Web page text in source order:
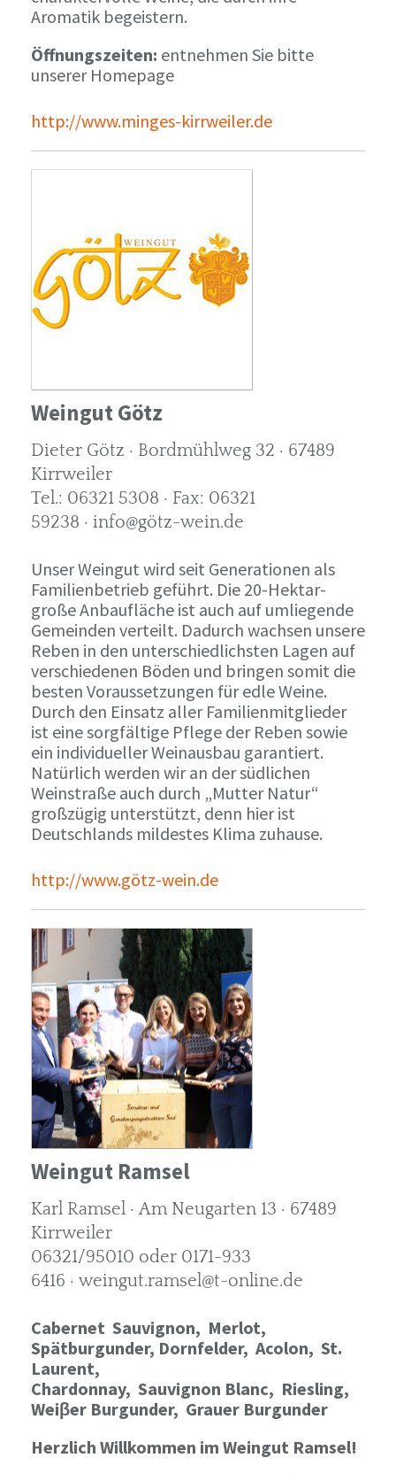
Aromatik begeistern.
Öffnungszeiten: entnehmen Sie bitte
unserer Homepage
http://www.minges-kirrweiler.de
Weingut Götz
Dieter Götz · Bordmühlweg 32 · 67489
Kirrweiler
Tel.: 06321 5308 · Fax: 06321
59238 · info@götz-wein.de
Unser Weingut wird seit Generationen als
Familienbetrieb geführt. Die 20-Hektar-
große Anbaufläche ist auch auf umliegende
Gemeinden verteilt. Dadurch wachsen unsere
Reben in den unterschiedlichsten Lagen auf
verschiedenen Böden und bringen somit die
besten Voraussetzungen für edle Weine.
Durch den Einsatz aller Familienmitglieder
ist eine sorgfältige Pflege der Reben sowie
ein individueller Weinausbau garantiert.
Natürlich werden wir an der südlichen
Weinstraße auch durch „Mutter Natur“
großzügig unterstützt, denn hier ist
Deutschlands mildestes Klima zuhause.
http://www.götz-wein.de
Weingut Ramsel
Karl Ramsel · Am Neugarten 13 · 67489
Kirrweiler
06321/95010 oder 0171-933
6416 · weingut.ramsel@t-online.de
Cabernet Sauvignon, Merlot,
Spätburgunder, Dornfelder, Acolon, St.
Laurent,
Chardonnay, Sauvignon Blanc, Riesling,
Weiβer Burgunder, Grauer Burgunder
Herzlich Willkommen im Weingut Ramsel!